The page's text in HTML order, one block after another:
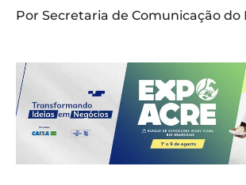
Por Secretaria de Comunicação do